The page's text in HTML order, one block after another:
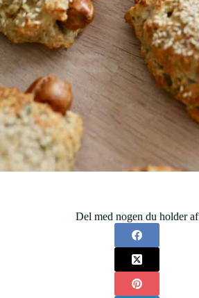
Del med nogen du holder af